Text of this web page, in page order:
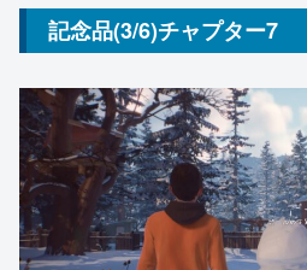
記念品(3/6)チャプター7